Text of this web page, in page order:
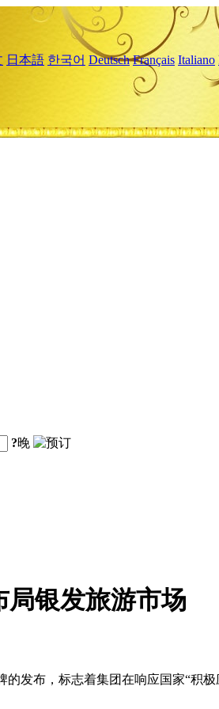
日本語 한국어 Deutsch Français Italiano
?晚
局银发旅游市场
发布，标志着集团在响应国家“积